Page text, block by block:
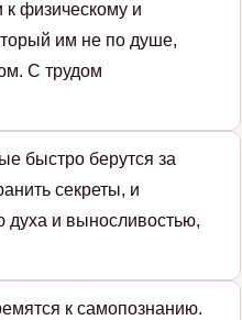
к физическому и
им не по душе,
С трудом
быстро берутся за
секреты, и
духа и выносливостью,
к самопознанию.